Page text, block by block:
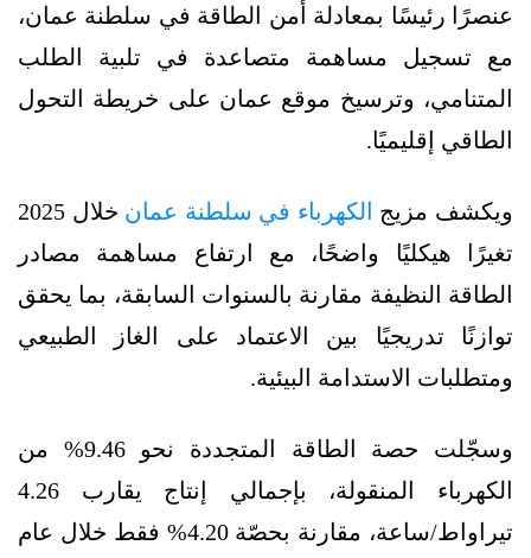
عنصرًا رئيسًا بمعادلة أمن الطاقة في سلطنة عمان،
مع تسجيل مساهمة متصاعدة في تلبية الطلب
المتنامي، وترسيخ موقع عمان على خريطة التحول
الطاقي إقليميًا.
ويكشف مزيج الكهرباء في سلطنة عمان
خلال 2025
تغيرًا هيكليًا واضحًا، مع ارتفاع مساهمة مصادر
الطاقة النظيفة مقارنة بالسنوات السابقة، بما يحقق
توازنًا تدريجيًا بين الاعتماد على الغاز الطبيعي
ومتطلبات الاستدامة البيئية.
وسجّلت حصة الطاقة المتجددة نحو 9.46% من
الكهرباء المنقولة، بإجمالي إنتاج يقارب 4.26
تيراواط/ساعة، مقارنة بحصّة 4.20% فقط خلال عام